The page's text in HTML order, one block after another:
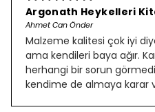
Argonath Heykelleri
Ahmet Can Önder
Malzeme kalitesi çok iyi
ama kendileri baya ağır.
herhangi bir sorun
kendime de almaya karar